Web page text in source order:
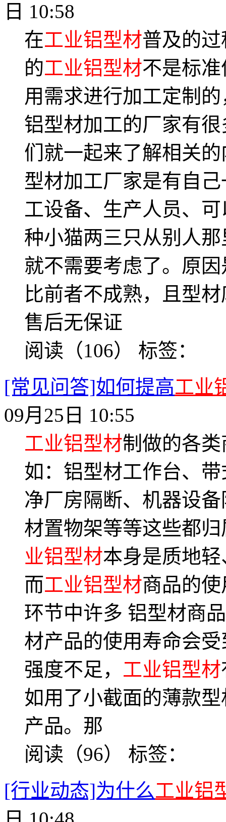
日 10:58
在工业铝型材普及的
的工业铝型材不是标
用需求进行加工定制
铝型材加工的厂家有
们就一起来了解相关
型材加工厂家是有自
工设备、生产人员、
种小猫两三只从别人
就不需要考虑了。原
比前者不成熟，且型
售后无保证
阅读（106） 标签：
[常见问答]如何提高工业
09月25日 10:55
工业铝型材制做的各
如：铝型材工作台、
净厂房隔断、机器设
材置物架等等这些都归
业铝型材本身是质地
而工业铝型材商品的
环节中许多 铝型材商
材产品的使用寿命会
强度不足， 工业铝型材
如用了小截面的薄款
产品。那
阅读（96） 标签：
[行业动态]为什么工业铝